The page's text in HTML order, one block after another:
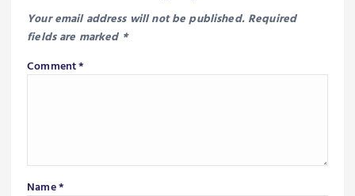
Your email address will not be published. Required
fields are marked *
Comment*
Name*